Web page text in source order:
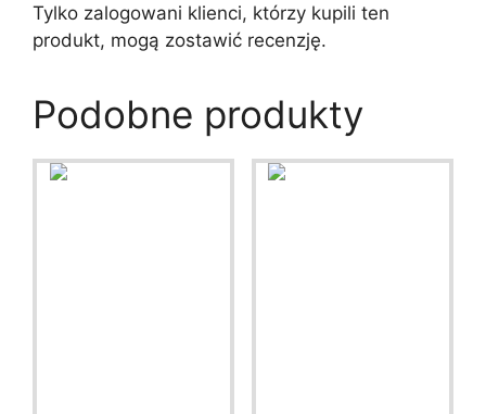
Tylko zalogowani klienci, którzy kupili ten
produkt, mogą zostawić recenzję.
Podobne produkty